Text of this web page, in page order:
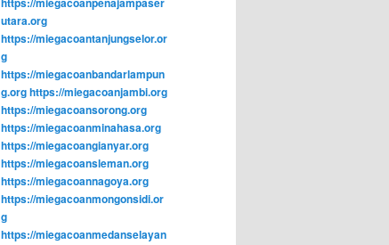
utara.org
https://miegacoantanjungselor.or
g
https://miegacoanbandarlampun
g.orghttps://miegacoanjambi.org
https://miegacoansorong.org
https://miegacoanminahasa.org
https://miegacoangianyar.org
https://miegacoansleman.org
https://miegacoannagoya.org
https://miegacoanmongonsidi.or
g
https://miegacoanmedanselayan